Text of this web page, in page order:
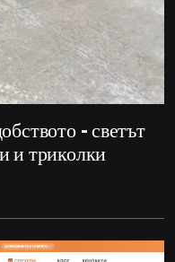
– светът
и триколки